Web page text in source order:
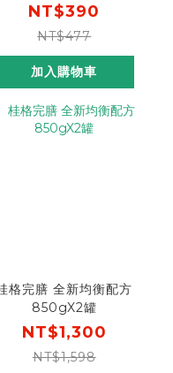
NT$390
NT$477
加入購物車
格完膳 全新均衡配方
850gX2罐
NT$1,300
NT$1,598